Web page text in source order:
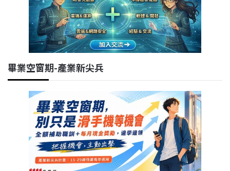
畢業空窗期-產業新尖兵